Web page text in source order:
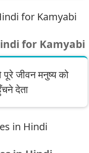
for Kamyabi
पूरे जीवन मनुष्य को
देता